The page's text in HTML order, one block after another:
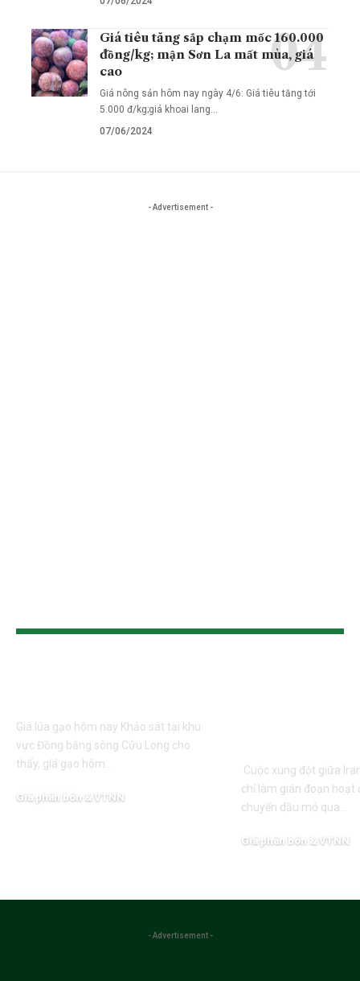
Giá tiêu tăng sắp chạm mốc 160.000
đồng/kg; mận Sơn La mất mùa, giá
cao
Giá nông sản hôm nay ngày 4/6: Giá tiêu tăng tới
5.000 đ/kg;giá khoai lang…
07/06/2024
- Advertisement -
Giá lúa gạo hôm nay Khảo sát tại khu
vực Đồng bằng sông Cửu Long cho
thấy, giá gạo hôm…
Giá phân bón & VTNN
Cuộc xung đột giữa
chỉ làm gián đoạn hoạt
chuyển dầu mỏ qua…
Giá phân bón & VTNN
- Advertisement -